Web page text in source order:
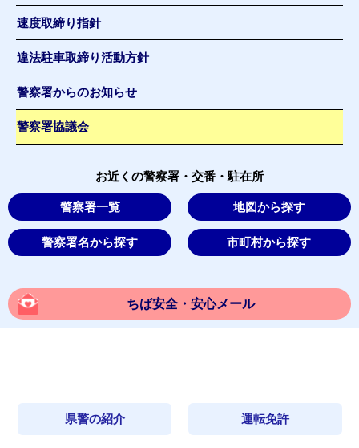
速度取締り指針
違法駐車取締り活動方針
警察署からのお知らせ
警察署協議会
お近くの警察署・交番・駐在所
警察署一覧 地図から探す
警察署名から探す 市町村から探す
ちば安全・安心メール
県警の紹介 運転免許